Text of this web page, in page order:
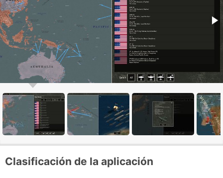
Clasificación de la aplicación